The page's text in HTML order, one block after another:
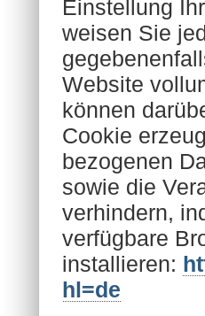
Einstellung
weisen Sie
Website
können
Cookie
bezogenen
sowie die
verhindern,
verfügbare
installieren:
hl=de